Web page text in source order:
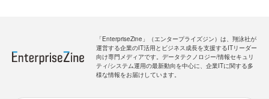
「EnterpriseZine」（エンタープライズジン）は、翔泳社が
運営する企業のIT活用とビジネス成長を支援するITリーダー
向け専門メディアです。データテクノロジー/情報セキュリ
ティ/システム運用の最新動向を中心に、企業ITに関する多
様な情報をお届けしています。